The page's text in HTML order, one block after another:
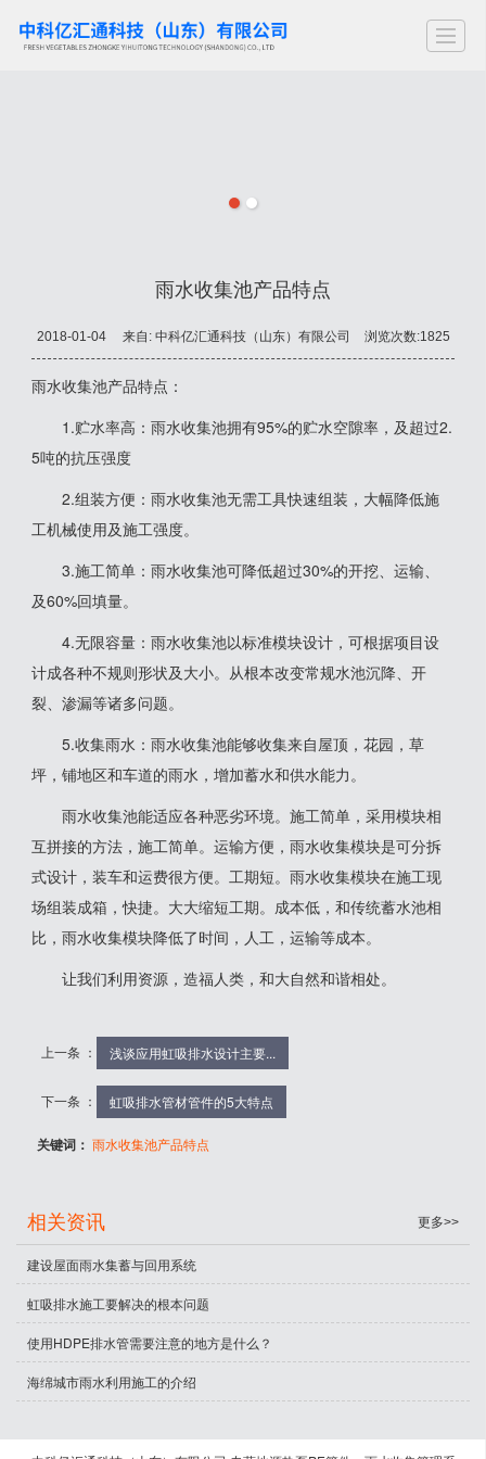
雨水收集池产品特点
2018-01-04 来自: 中科亿汇通科技（山东）有限公司 浏览次数:1825
雨水收集池产品特点：
1.贮水率高：雨水收集池拥有95%的贮水空隙率，及超过2.
5吨的抗压强度
2.组装方便：雨水收集池无需工具快速组装，大幅降低施
工机械使用及施工强度。
3.施工简单：雨水收集池可降低超过30%的开挖、运输、
及60%回填量。
4.无限容量：雨水收集池以标准模块设计，可根据项目设
计成各种不规则形状及大小。从根本改变常规水池沉降、开
裂、渗漏等诸多问题。
5.收集雨水：雨水收集池能够收集来自屋顶，花园，草
坪，铺地区和车道的雨水，增加蓄水和供水能力。
雨水收集池能适应各种恶劣环境。施工简单，采用模块相
互拼接的方法，施工简单。运输方便，雨水收集模块是可分拆
式设计，装车和运费很方便。工期短。雨水收集模块在施工现
场组装成箱，快捷。大大缩短工期。成本低，和传统蓄水池相
比，雨水收集模块降低了时间，人工，运输等成本。
让我们利用资源，造福人类，和大自然和谐相处。
上一条 ： 浅谈应用虹吸排水设计主要...
下一条 ： 虹吸排水管材管件的5大特点
关键词：雨水收集池产品特点
相关资讯 更多>>
建设屋面雨水集蓄与回用系统
虹吸排水施工要解决的根本问题
使用HDPE排水管需要注意的地方是什么？
海绵城市雨水利用施工的介绍